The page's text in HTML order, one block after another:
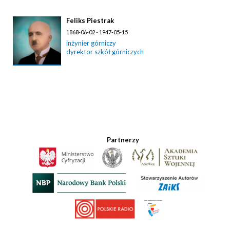
Feliks Piestrak
1868-06-02 - 1947-05-15
inżynier górniczy
dyrektor szkół górniczych
Partnerzy